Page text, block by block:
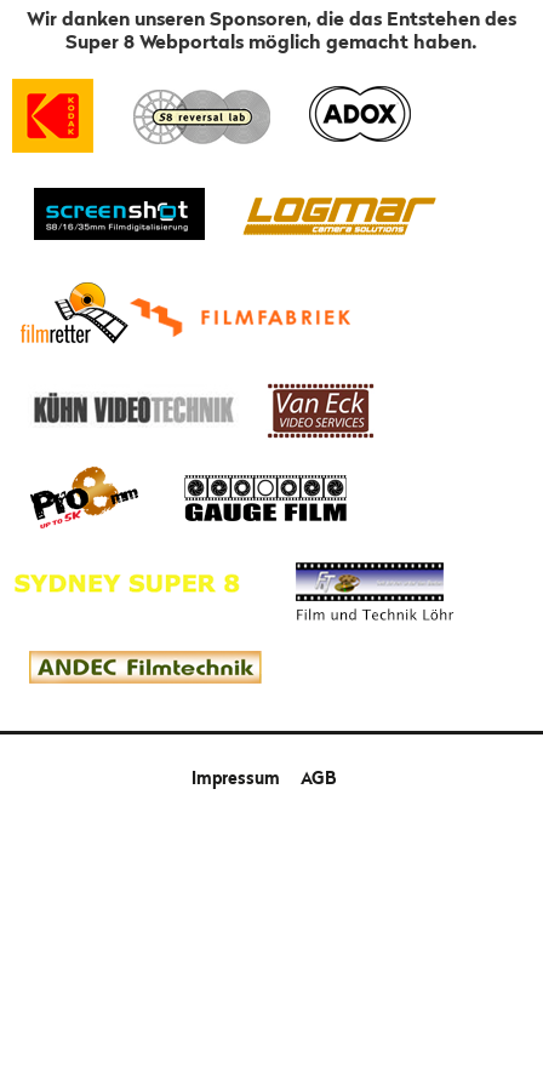
Wir danken unseren Sponsoren, die das Entstehen des
Super 8 Webportals möglich gemacht haben.
Impressum AGB